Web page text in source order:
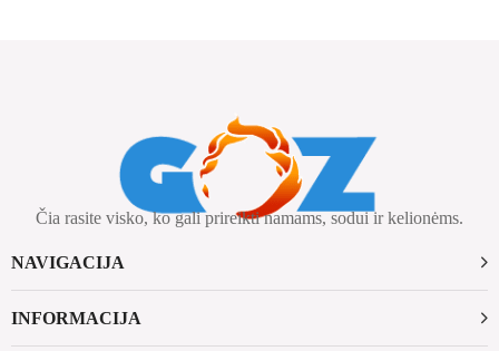
Čia rasite visko, ko gali prireikti namams, sodui ir kelionėms.
NAVIGACIJA
INFORMACIJA